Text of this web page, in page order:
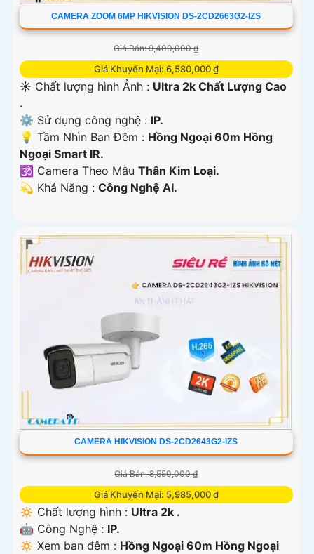
CAMERA ZOOM 6MP HIKVISION DS-2CD2663G2-IZS
Giá Bán: 9,400,000 ₫
Giá Khuyến Mại: 6,580,000 ₫
☀️ Chất lượng hình Ảnh : Ultra 2k Chất Lượng Cao
.
⚙ Sử dụng công nghệ : IP.
💡 Tầm Nhìn Ban Đêm : Hồng Ngoại 60m Hồng
Ngoại Smart IR.
🕉️ Camera Theo Mẫu Thân Kim Loại.
️💫 Khả Năng : Công Nghệ AI.
CAMERA HIKVISION DS-2CD2643G2-IZS
Giá Bán: 8,550,000 ₫
Giá Khuyến Mại: 5,985,000 ₫
🔅 Chất lượng hình : Ultra 2k .
🤖️ Công Nghệ : IP.
🔅 Xem ban đêm : Hồng Ngoại 60m Hồng Ngoại